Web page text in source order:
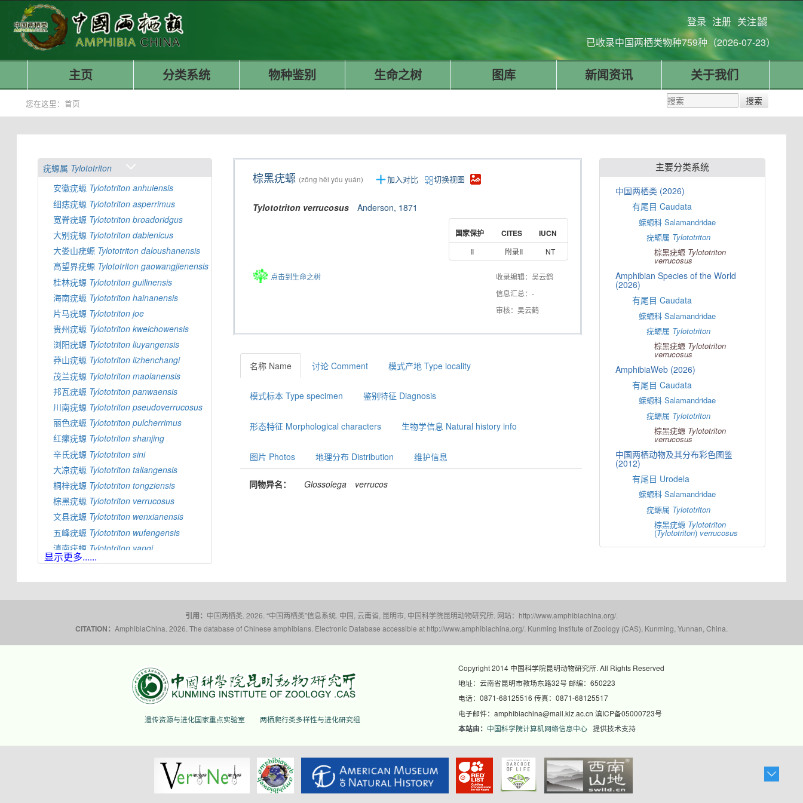
登录 注册 关注
已收录中国两栖类物种759种（2026-07-23）
主页 分类系统 物种鉴别 生命之树 图库 新闻资讯 关于我们
您在这里：首页
疣螈属 Tylototriton
安徽疣螈 Tylototriton anhuiensis
细痣疣螈 Tylototriton asperrimus
宽脊疣螈 Tylototriton broadoridgus
大别疣螈 Tylototriton dabienicus
大娄山疣螈 Tylototriton daloushanensis
高望界疣螈 Tylototriton gaowangjienensis
桂林疣螈 Tylototriton guilinensis
海南疣螈 Tylototriton hainanensis
片马疣螈 Tylototriton joe
贵州疣螈 Tylototriton kweichowensis
浏阳疣螈 Tylototriton liuyangensis
莽山疣螈 Tylototriton lizhenchangi
茂兰疣螈 Tylototriton maolanensis
邦瓦疣螈 Tylototriton panwaensis
川南疣螈 Tylototriton pseudoverrucosus
丽色疣螈 Tylototriton pulcherrimus
红瘰疣螈 Tylototriton shanjing
辛氏疣螈 Tylototriton sini
大凉疣螈 Tylototriton taliangensis
桐梓疣螈 Tylototriton tongziensis
棕黑疣螈 Tylototriton verrucosus
文县疣螈 Tylototriton wenxianensis
五峰疣螈 Tylototriton wufengensis
滇南疣螈 Tylototriton yangi
蔡氏疣螈Tylototriton ziegleri
显示更多......
棕黑疣螈 (zōng hēi yóu yuán) 加入对比 切换视图
Tylototriton verrucosus Anderson, 1871
国家保护 CITES IUCN
II 附录II NT
点击到生命之树
收录编辑：吴云鹤
信息汇总：-
审核：吴云鹤
名称 Name 讨论 Comment 模式产地 Type locality
模式标本 Type specimen 鉴别特征 Diagnosis
形态特征 Morphological characters 生物学信息 Natural history info
图片 Photos 地理分布 Distribution 维护信息
同物异名： Glossolega verrucos
主要分类系统
中国两栖类 (2026)
有尾目 Caudata
蝾螈科 Salamandridae
疣螈属 Tylototriton
棕黑疣螈 Tylototriton
verrucosus
Amphibian Species of the World
(2026)
有尾目 Caudata
蝾螈科 Salamandridae
疣螈属 Tylototriton
棕黑疣螈 Tylototriton
verrucosus
AmphibiaWeb (2026)
有尾目 Caudata
蝾螈科 Salamandridae
疣螈属 Tylototriton
棕黑疣螈 Tylototriton
verrucosus
中国两栖动物及其分布彩色图鉴
(2012)
有尾目 Urodela
蝾螈科 Salamandridae
疣螈属 Tylototriton
棕黑疣螈 Tylototriton
(Tylototriton) verrucosus
引用： 中国两栖类. 2026. “中国两栖类”信息系统. 中国, 云南省, 昆明市, 中国科学院昆明动物研究所. 网站：http://www.amphibiachina.org/.
CITATION： AmphibiaChina. 2026. The database of Chinese amphibians. Electronic Database accessible at http://www.amphibiachina.org/. Kunming Institute of Zoology (CAS), Kunming, Yunnan, China.
遗传资源与进化国家重点实验室 两栖爬行类多样性与进化研究组
Copyright 2014 中国科学院昆明动物研究所. All Rights Reserved
地址：云南省昆明市教场东路32号 邮编：650223
电话：0871-68125516 传真：0871-68125517
电子邮件：amphibiachina@mail.kiz.ac.cn 滇ICP备05000723号
本站由： 中国科学院计算机网络信息中心提供技术支持